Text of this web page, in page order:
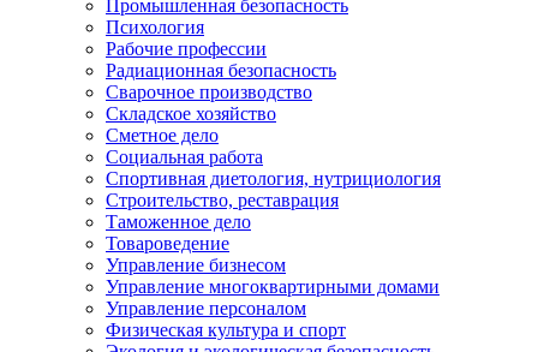
Промышленная безопасность
Психология
Рабочие профессии
Радиационная безопасность
Сварочное производство
Складское хозяйство
Сметное дело
Социальная работа
Спортивная диетология, нутрициология
Строительство, реставрация
Таможенное дело
Товароведение
Управление бизнесом
Управление многоквартирными домами
Управление персоналом
Физическая культура и спорт